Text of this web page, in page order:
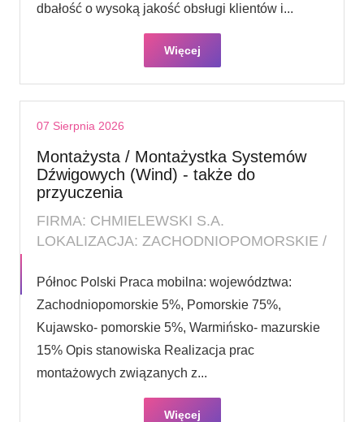
dbałość o wysoką jakość obsługi klientów i...
Więcej
07 Sierpnia 2026
Montażysta / Montażystka Systemów
Dźwigowych (Wind) - także do
przyuczenia
FIRMA: CHMIELEWSKI S.A.
LOKALIZACJA: ZACHODNIOPOMORSKIE /
Północ Polski Praca mobilna: województwa:
Zachodniopomorskie 5%, Pomorskie 75%,
Kujawsko- pomorskie 5%, Warmińsko- mazurskie
15% Opis stanowiska Realizacja prac
montażowych związanych z...
Więcej